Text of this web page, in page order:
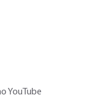
YouTube